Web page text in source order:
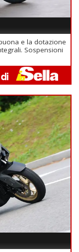
e la dotazione
Sospensioni